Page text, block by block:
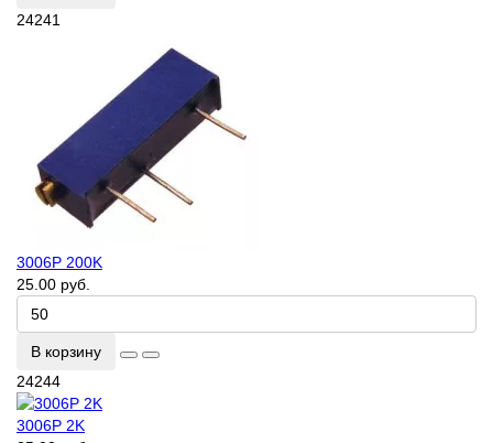
24241
3006P 200K
25.00 руб.
В корзину
24244
3006P 2K